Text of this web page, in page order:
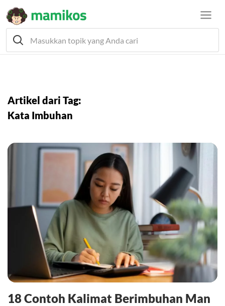
Artikel dari Tag:
Kata Imbuhan
18 Contoh Kalimat Berimbuhan Man